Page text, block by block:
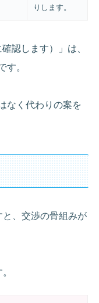
りします。
認します）」は、
す。
なく代わりの案を
、交渉の骨組みが